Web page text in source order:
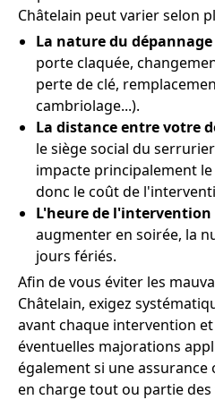
Châtelain peut varier selon
La nature du dépannage
porte claquée,
perte de clé,
cambriolage...).
La distance entre votre
le siège social du
impacte principalement
donc le coût de
L'heure de l'intervention
augmenter en soirée, la
jours fériés.
Afin de vous éviter les
Châtelain, exigez
avant chaque intervention
éventuelles majorations
également si une
en charge tout ou partie des